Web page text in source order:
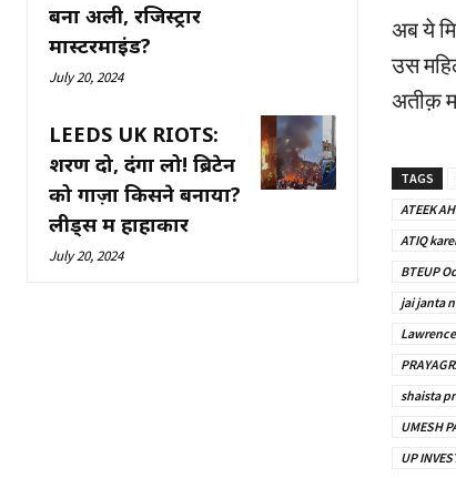
बना अली, रजिस्ट्रार
मास्टरमाइंड?
July 20, 2024
LEEDS UK RIOTS:
शरण दो, दंगा लो! ब्रिटेन
को गाज़ा किसने बनाया?
लीड्स में हाहाकार
July 20, 2024
अब ये
उस
अतीक़
TAGS
ATEEK
ATIQ
BTEUP
jai janta
shaista
UMESH
UP